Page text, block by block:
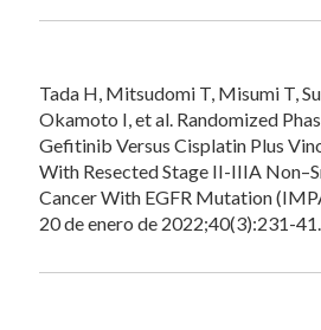
Tada H, Mitsudomi T, Misumi T,
Okamoto I, et al. Randomized
Gefitinib Versus Cisplatin Plus
With Resected Stage II-IIIA
Cancer With EGFR Mutation
20 de enero de 2022;40(3):231-41.